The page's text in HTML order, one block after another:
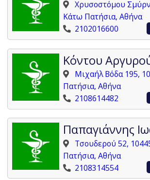
Χρυσοστόμου
Κάτω Πατήσια, Αθήνα
2102016600
Κόντου
Μιχαήλ Βόδα 195,
Πατήσια, Αθήνα
2108614482
Παπαγιάννης
Τσουδερού 52,
Πατήσια, Αθήνα
2108314554